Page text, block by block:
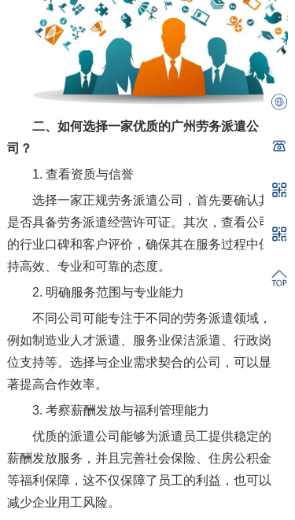
二、如何选择一家优质的广州劳务派遣公
司？
1. 查看资质与信誉
选择一家正规劳务派遣公司，首先要确认其
是否具备劳务派遣经营许可证。其次，查看公司
的行业口碑和客户评价，确保其在服务过程中保
持高效、专业和可靠的态度。
2. 明确服务范围与专业能力
不同公司可能专注于不同的劳务派遣领域，
例如制造业人才派遣、服务业保洁派遣、行政岗
位支持等。选择与企业需求契合的公司，可以显
著提高合作效率。
3. 考察薪酬发放与福利管理能力
优质的派遣公司能够为派遣员工提供稳定的
薪酬发放服务，并且完善社会保险、住房公积金
等福利保障，这不仅保障了员工的利益，也可以
减少企业用工风险。